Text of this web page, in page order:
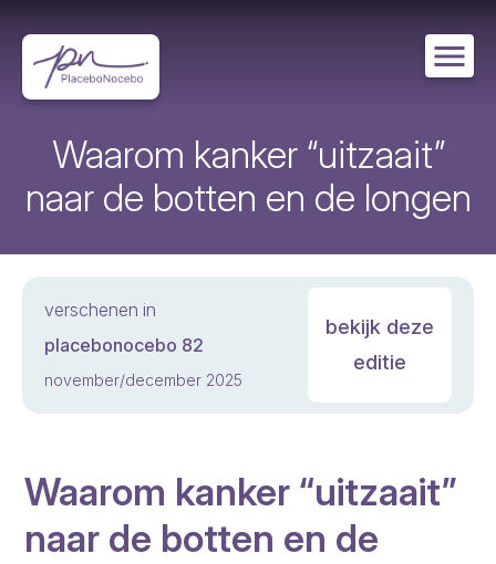
en
naar
de
Waarom kanker “uitzaait”
naar de botten en de longen
verschenen in
placebonocebo 82
november/december 2025
bekijk deze
editie
Waarom kanker “uitzaait”
naar de botten en de